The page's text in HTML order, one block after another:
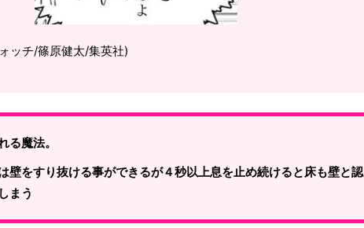
ッチ/篠原健太/集英社)
る魔法。
壁をすり抜ける事ができるが４秒以上息を止め続けると床も壁と認
まう